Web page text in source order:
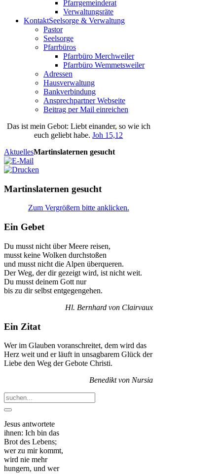
Pfarrgemeinderat
Verwaltungsräte
KontaktSeelsorge & Verwaltung
Pastor
Seelsorge
Pfarrbüros
Pfarrbüro Merchweiler
Pfarrbüro Wemmetsweiler
Adressen
Hausverwaltung
Bankverbindung
Ansprechpartner Webseite
Beitrag per Mail einreichen
Das ist mein Gebot: Liebt einander, so wie ich
euch geliebt habe.Joh 15,12
AktuellesMartinslaternen gesucht
Martinslaternen gesucht
Zum Vergrößern bitte anklicken.
Ein Gebet
Du musst nicht über Meere reisen,
musst keine Wolken durchstoßen
und musst nicht die Alpen überqueren.
Der Weg, der dir gezeigt wird, ist nicht weit.
Du musst deinem Gott nur
bis zu dir selbst entgegengehen.
Hl. Bernhard von Clairvaux
Ein Zitat
Wer im Glauben voranschreitet, dem wird das
Herz weit und er läuft in unsagbarem Glück der
Liebe den Weg der Gebote Christi.
Benedikt von Nursia
Jesus antwortete
ihnen: Ich bin das
Brot des Lebens;
wer zu mir kommt,
wird nie mehr
hungern, und wer